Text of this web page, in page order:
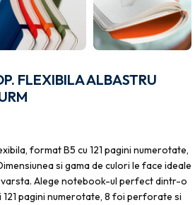
FLEXIBILA ALBASTRU
format B5 cu 121 pagini numerotate,
si gama de culori le face ideale
Alege notebook-ul perfect dintr-o
pagini numerotate, 8 foi perforate si